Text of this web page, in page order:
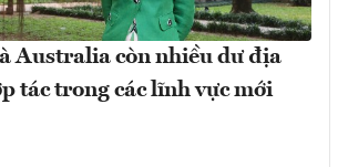
Australia còn nhiều dư địa
tác trong các lĩnh vực mới